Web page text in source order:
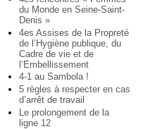
du Monde en Seine-Saint-
Denis »
4es Assises de la Propreté
de l’Hygiène publique, du
Cadre de vie et de
l’Embellissement
4-1 au Sambola !
5 règles à respecter en cas
d’arrêt de travail
Le prolongement de la
ligne 12